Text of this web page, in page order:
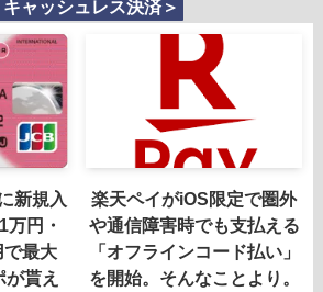
ャッシュレス決済＞
新規入
円・
で最大
貰え
楽天ペイがiOS限定で圏外
や通信障害時でも支払える
「オフラインコード払い」
を開始。そんなことより。